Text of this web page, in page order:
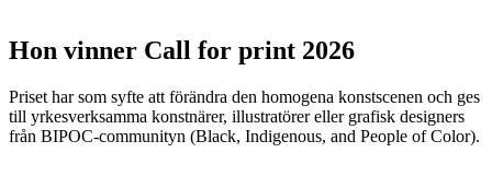
Hon vinner Call for print 2026
Priset har som syfte att förändra den homogena konstscenen och ges
till yrkesverksamma konstnärer, illustratörer eller grafisk designers
från BIPOC-communityn (Black, Indigenous, and People of Color).